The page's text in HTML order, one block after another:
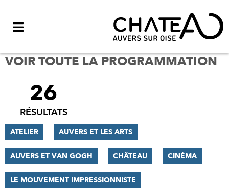
VOIR TOUTE LA PROGRAMMATION
FILTRER
RÉSULTATS
26
RÉSULTATS
ATELIER AUVERS ET LES ARTS
AUVERS ET VAN GOGH CHÂTEAU CINÉMA
LE MOUVEMENT IMPRESSIONNISTE